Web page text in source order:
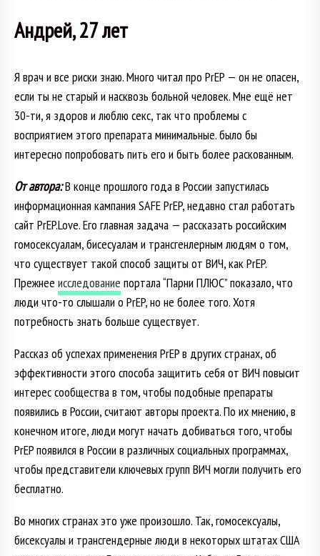
Андрей, 27 лет
Я врач и все риски знаю. Много читал про PrEP — он не опасен,
если ты не старый и насквозь больной человек. Мне ещё нет
30-ти, я здоров и люблю секс, так что проблемы с
восприятием этого препарата минимальные. было бы
интересно попробовать пить его и быть более раскованным.
От автора:В конце прошлого года в России запустилась
информационная кампания SAFE PrEP, недавно стал работать
сайт PrEP.Love. Его главная задача — рассказать российским
гомосексуалам, бисесуалам и трансгенлерным людям о том,
что существует такой способ защиты от ВИЧ, как PrEP.
Прежнее исследование портала “Парни ПЛЮС” показало, что
люди что-то слышали о PrEP, но не более того. Хотя
потребность знать больше существует.
Рассказ об успехах применения PrEP в других странах, об
эффективности этого способа защитить себя от ВИЧ повысит
интерес сообщества в том, чтобы подобные препараты
появились в России, считают авторы проекта. По их мнению, в
конечном итоге, люди могут начать добиваться того, чтобы
PrEP появился в России в различных социальных программах,
чтобы представители ключевых групп ВИЧ могли получить его
бесплатно.
Во многих странах это уже произошло. Так, гомосексуалы,
бисексуалы и трансгендерные люди в некоторых штатах США